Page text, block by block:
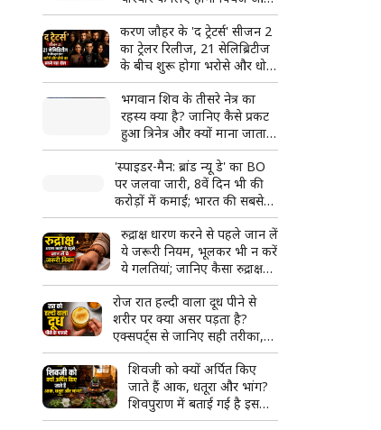
मस्ती का शानदार कॉम्बो
करण जौहर के 'द ट्रेटर्स' सीजन 2
का ट्रेलर रिलीज, 21 सेलिब्रिटीज
के बीच शुरू होगा भरोसे और धोखे
का सबसे बड़ा खेल
भगवान शिव के तीसरे नेत्र का
रहस्य क्या है? जानिए कैसे प्रकट
हुआ त्रिनेत्र और क्यों माना जाता है
दिव्य शक्ति का प्रतीक
'स्पाइडर-मैन: ब्रांड न्यू डे' का BO
पर जलवा जारी, 8वें दिन भी की
करोड़ों में कमाई; भारत की सबसे
बड़ी हॉलीवुड फिल्म बनने से इतनी
दूर
रुद्राक्ष धारण करने से पहले जान लें
ये जरूरी नियम, भूलकर भी न करें
ये गलतियां; जानिए कैसा रुद्राक्ष
माना जाता है शुभ
रोज रात हल्दी वाला दूध पीने से
शरीर पर क्या असर पड़ता है?
एक्सपर्ट्स से जानिए सही तरीका,
फायदे और किन लोगों को करना
चाहिए परहेज
शिवजी को क्यों अर्पित किए
जाते हैं आक, धतूरा और भांग?
शिवपुराण में बताई गई है इसकी
खास वजह